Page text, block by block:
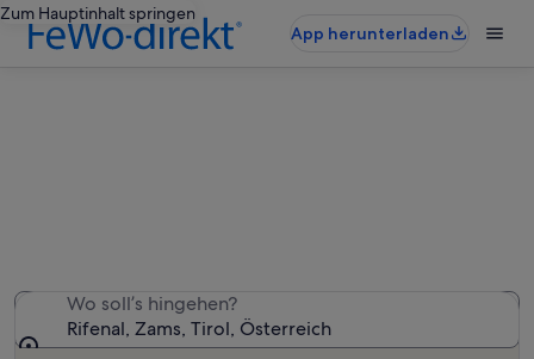
Zum Hauptinhalt springen
App herunterladen
Wo soll’s hingehen?
Rifenal, Zams, Tirol, Österreich